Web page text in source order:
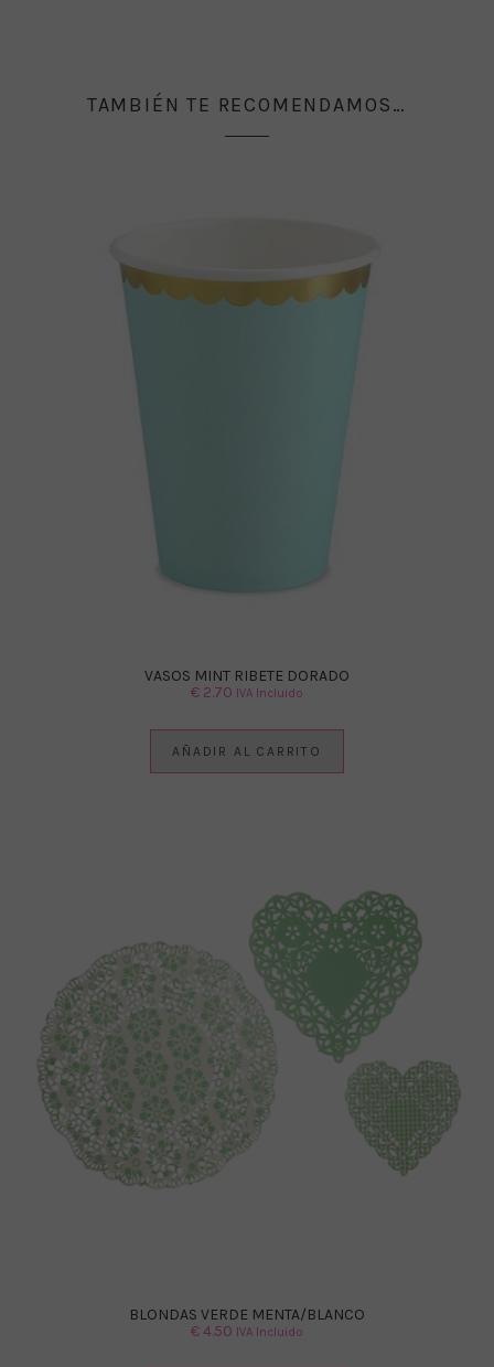
TAMBIÉN TE RECOMENDAMOS…
VASOS MINT RIBETE DORADO
€ 2.70 IVA Incluido
AÑADIR AL CARRITO
BLONDAS VERDE MENTA/BLANCO
€4.50 IVA Incluido